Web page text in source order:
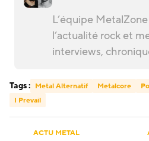
L’équipe
l’actualité rock et
interviews,
Tags : Metal Alternatif Metalcore
I Prevail
ACTU METAL